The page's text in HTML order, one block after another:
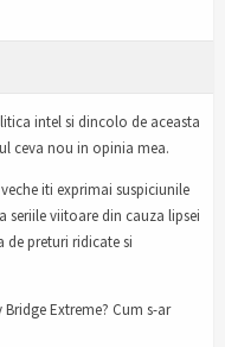
intel si dincolo de aceasta
ceva nou in opinia mea.
iti exprimai suspiciunile
seriile viitoare din cauza lipsei
de preturi ridicate si
Extreme? Cum s-ar